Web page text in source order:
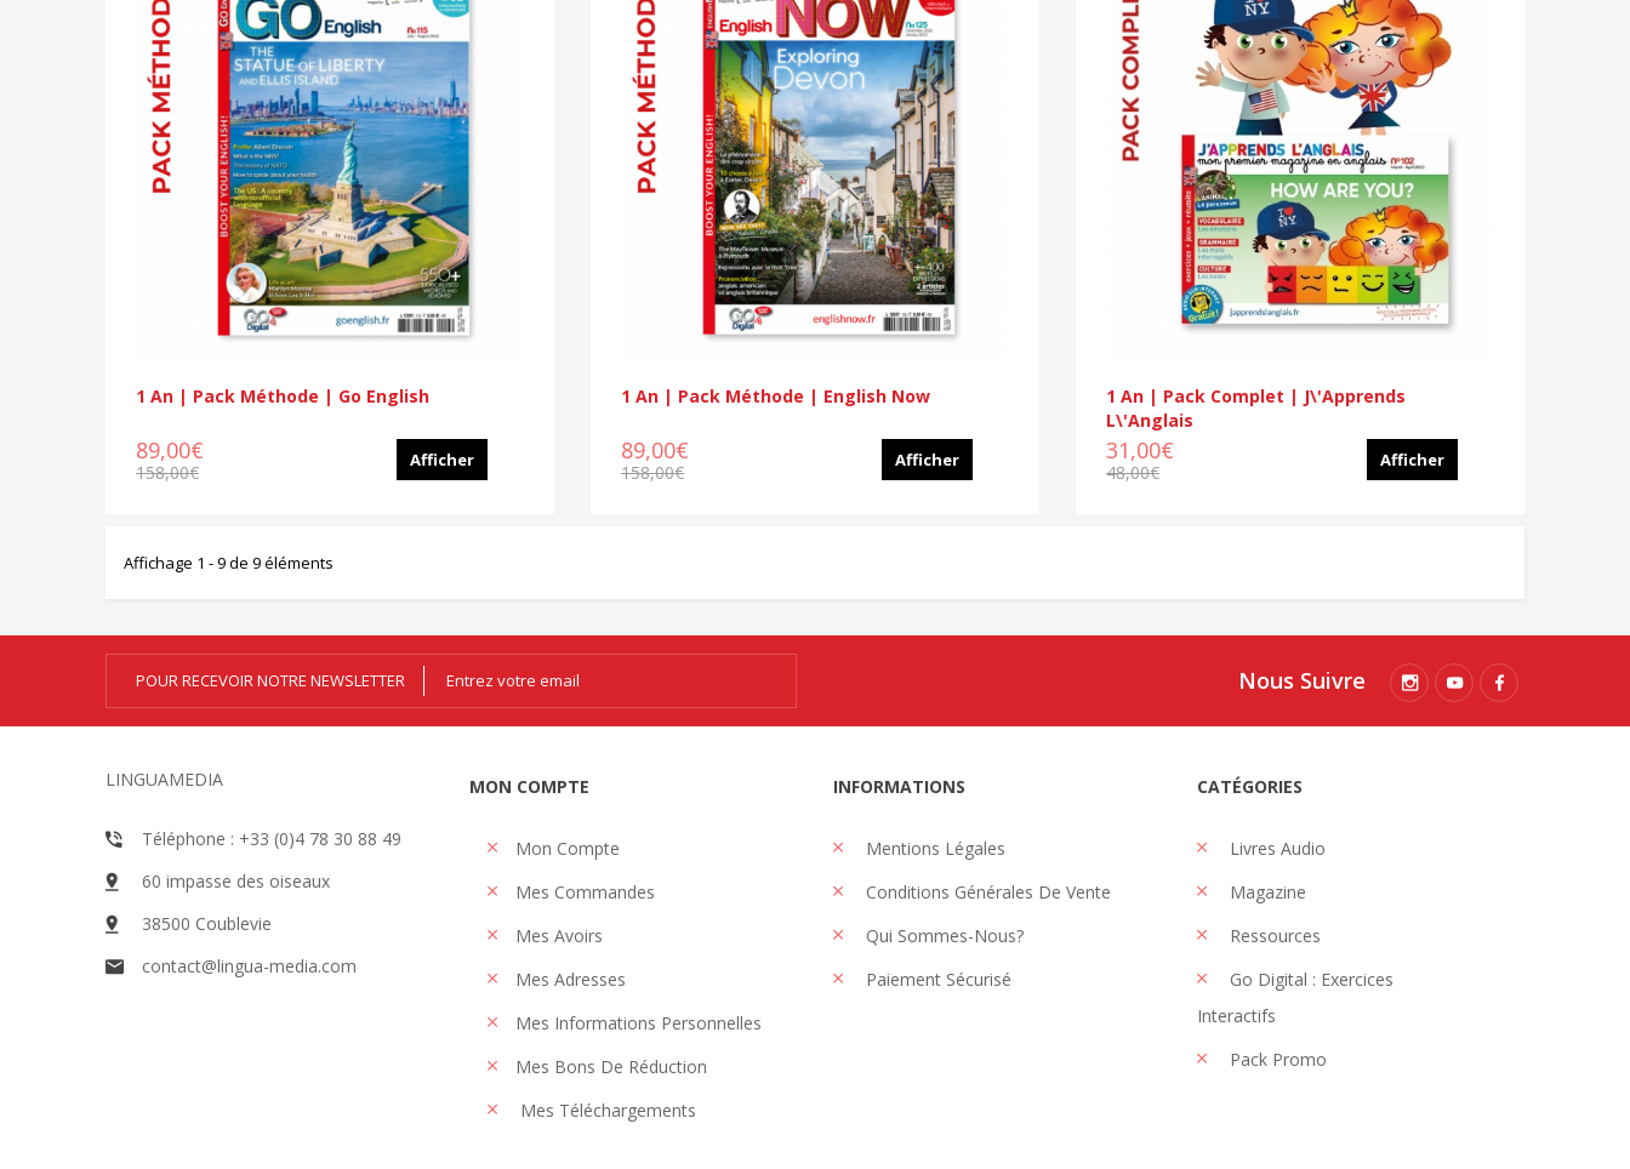
1 An | Pack Méthode | Go English
89,00€
158,00€
Afficher
1 An | Pack Méthode | English Now
89,00€
158,00€
Afficher
1 An | Pack Complet | J\'apprends
L\'anglais
31,00€
48,00€
Afficher
Affichage 1 - 9 de 9 éléments
POUR RECEVOIR NOTRE NEWSLETTER Nous Suivre
LINGUAMEDIA
Téléphone : +33 (0)4 78 30 88 49
60 impasse des oiseaux
38500 Coublevie
contact@lingua-media.com
MON COMPTE
Mon Compte
Mes Commandes
Mes Avoirs
Mes Adresses
Mes Informations Personnelles
Mes Bons De Réduction
Mes Téléchargements
INFORMATIONS
Mentions Légales
Conditions Générales De Vente
Qui Sommes-Nous?
Paiement Sécurisé
CATÉGORIES
Livres Audio
Magazine
Ressources
Go Digital : Exercices
Interactifs
Pack Promo